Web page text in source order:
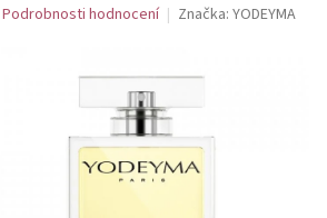
Podrobnosti hodnocení Značka: YODEYMA